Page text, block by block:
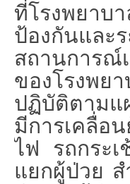
ที่โรงพยา
ป้องกันและ
สถานการณ์
ของโรงพ
ปฏิบัติตามแ
มีการเคลื่อ
ไฟ รถกระ
แยกผู้ป่วย